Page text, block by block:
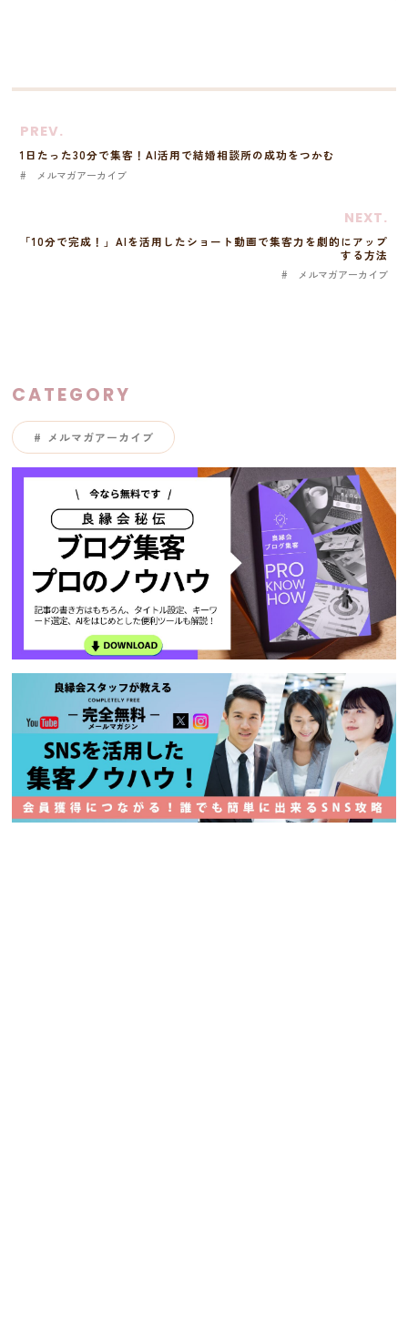
PREV.
1日たった30分で集客！AI活用で結婚相談所の成功をつかむ
メルマガアーカイブ
NEXT.
「10分で完成！」AIを活用したショート動画で集客力を劇的にアップ
する方法
メルマガアーカイブ
CATEGORY
メルマガアーカイブ